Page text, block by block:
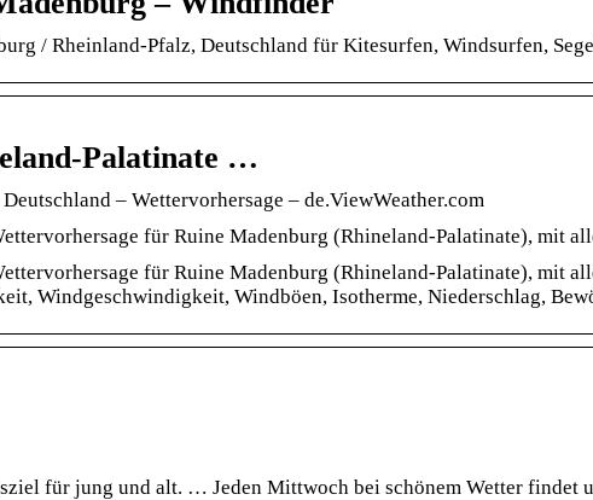
/ Rheinland-Pfalz, Deutschland für Kitesurfen, Windsurfen,
Palatinate …
– Wettervorhersage – de.ViewWeather.com
für Ruine Madenburg (Rhineland-Palatinate), mit
für Ruine Madenburg (Rhineland-Palatinate), mit
Windgeschwindigkeit, Windböen, Isotherme, Niederschlag,
für jung und alt. … Jeden Mittwoch bei schönem Wetter findet